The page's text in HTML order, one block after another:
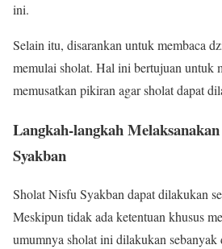
ini.
Selain itu, disarankan untuk membaca
memulai sholat. Hal ini bertujuan untuk
memusatkan pikiran agar sholat dapat
Langkah-langkah
Syakban
Sholat Nisfu Syakban dapat dilakukan
Meskipun tidak ada ketentuan khusus
umumnya sholat ini dilakukan